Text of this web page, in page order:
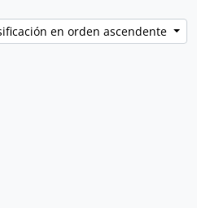
en orden ascendente